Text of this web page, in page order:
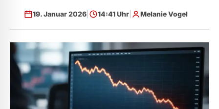
19. Januar 2026 14:41 Uhr Melanie Vogel